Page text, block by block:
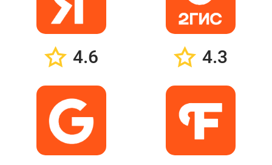
4.6 4.3